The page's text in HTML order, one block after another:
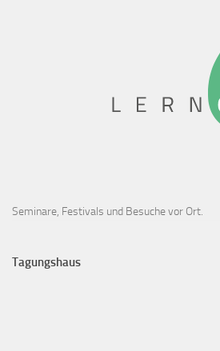
Seminare, Festivals und Besuche vor Ort.
Tagungshaus